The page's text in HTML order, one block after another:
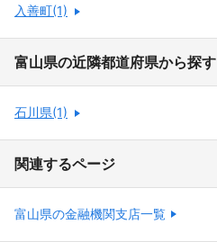
入善町(1)
富山県の近隣都道府県から探す
石川県(1)
関連するページ
富山県の金融機関支店一覧